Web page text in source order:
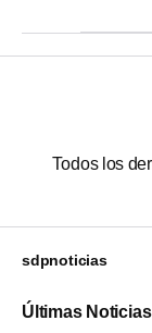
Todos los
sdpnoticias
Últimas Noticias